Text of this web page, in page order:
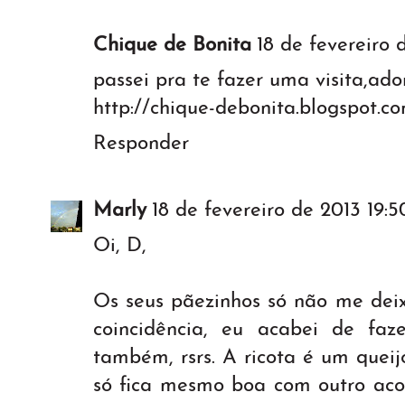
Chique de Bonita 18 de fevereiro
passei pra te fazer uma
http://chique-
Responder
Marly 18 de fevereiro de 2013
Oi, D,
Os seus pãezinhos só não me
coincidência, eu acabei de
também, rsrs. A ricota é um
só fica mesmo boa com outro